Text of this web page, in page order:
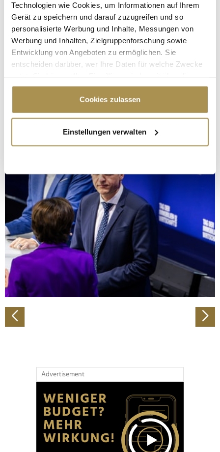
Technologien wie Cookies, um Informationen auf Ihrem
Gerät zu speichern und darauf zuzugreifen und so
personalisierte Werbung und Inhalte, Messungen von
Werbung und Inhalten, Zielgruppenforschung sowie
Entwicklung von Angeboten zu ermöglichen. Sie
entscheiden darüber, wer Ihre Daten für welche Zwecke
Cookie-Erklärung oder durch Klicken auf das Privacy
Trigger Symbol ändern oder widerrufen
Informationen über Ihre geografische Lage
erfassen, welche bis auf einige Meter genau sein
bestimmten Merkmalen (Fingerprinting) identifizieren
Erfahren Sie mehr darüber, wie Ihre persönlichen Daten
verarbeitet werden, und legen Sie Ihre Präferenzen im
Abschnitt Einzelheitenfest.
Wir verwenden Cookies, um Inhalte und Anzeigen zu
personalisieren, Funktionen für soziale Medien anbieten
zu können und die Zugriffe auf unsere Website zu
analysieren. Außerdem geben wir Informationen zu Ihrer
Verwendung unserer Website an unsere Partner für
Partner führen diese Informationen möglicherweise mit
weiteren Daten zusammen, die Sie ihnen bereitgestellt
Cookies zulassen
Einstellungen verwalten
Advertisement